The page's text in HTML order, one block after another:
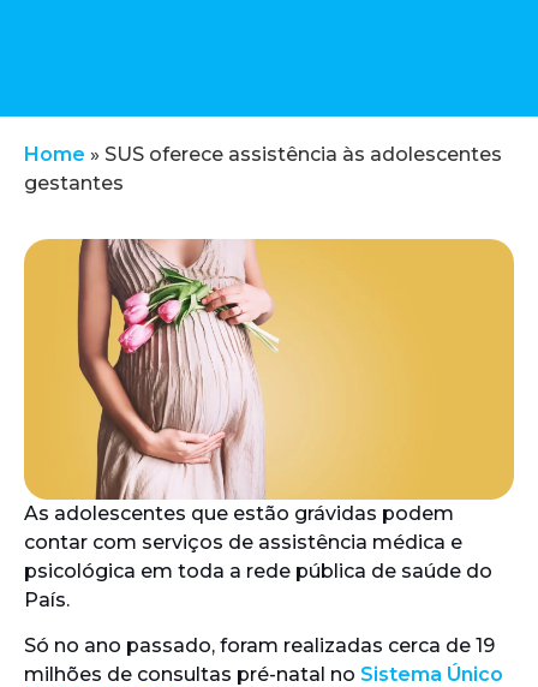
Home » SUS oferece assistência às adolescentes
gestantes
As adolescentes que estão grávidas podem
contar com serviços de assistência médica e
psicológica em toda a rede pública de saúde do
País.
Só no ano passado, foram realizadas cerca de 19
milhões de consultas pré-natal no Sistema Único